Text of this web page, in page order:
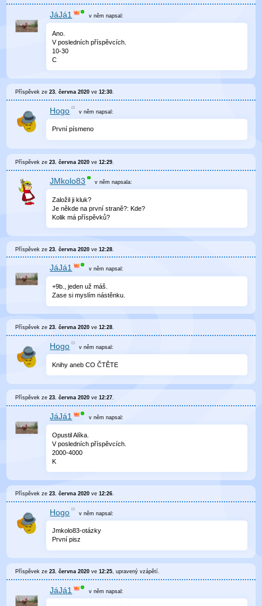
JáJá1 v něm napsal:
Ano.
V posledních příspěvcích.
10-30
C
Příspěvek ze23. června 2020 ve12:30
Hogo v němnapsal:
První písmeno
Příspěvek ze23. června 2020 ve12:29.
JMkolo83 v němnapsala:
Založil ji kluk?
Je někde na první straně?: Kde?
Kolik má příspěvků?
Příspěvek ze23. června 2020 ve12:28
JáJá1 v něm napsal:
+9b., jeden už máš.
Zase si myslím nástěnku.
Příspěvek ze23. června 2020 ve12:28.
Hogo v němnapsal:
Knihy aneb CO ČTĚTE
Příspěvek ze23. června 2020 ve12:27.
JáJá1 v něm napsal:
Opustil Alíka.
V posledních příspěvcích.
2000-4000
K
Příspěvek ze23. června 2020 ve12:26
Hogo v němnapsal:
Jmkolo83-otázky
První pisz
Příspěvek ze23. června 2020 ve12:25, upravenývzápětí.
JáJá1 v něm napsal: